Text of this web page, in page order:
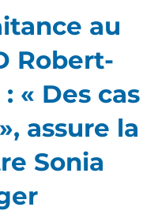
au
Robert-
« Des cas
assure la
Sonia